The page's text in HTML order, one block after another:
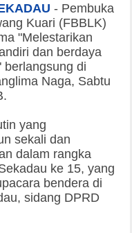
- Pembuka
Kuari (FBBLK)
"Melestarikan
dan berdaya
berlangsung di
Naga, Sabtu
yang
sekali dan
dalam rangka
ke 15, yang
bendera di
sidang DPRD